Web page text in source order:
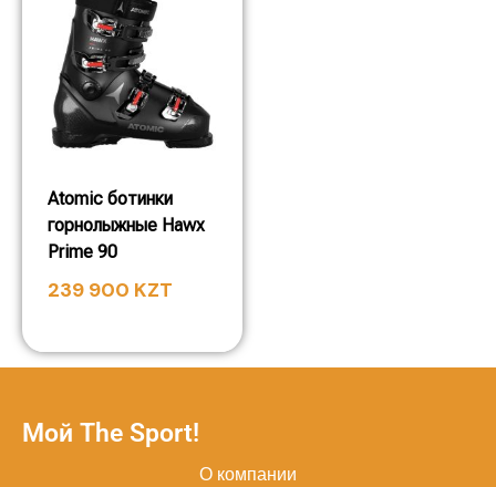
Atomic ботинки
горнолыжные Hawx
Prime 90
239 900 KZT
Мой The Sport!
О компании